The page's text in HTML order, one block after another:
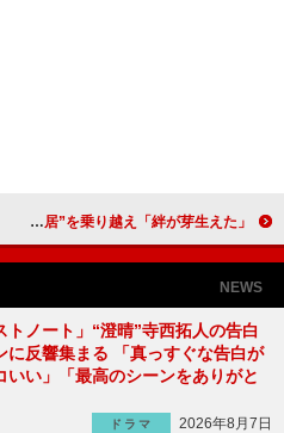
中川大志＆小関裕太、新ＣＭで映像初共演 “即興芝居”を乗り越え「絆が芽生えた」
NEWS
トノート」“澄晴”寺西拓人の告白
に反響集まる 「真っすぐな告白が
いい」「最高のシーンをありがと
ドラマ 2026年8月7日